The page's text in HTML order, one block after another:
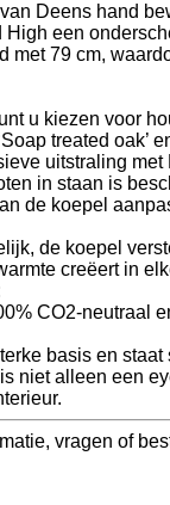
van Deens hand
High een
met 79 cm,
u kiezen voor
treated oak’
uitstraling met
in staan is
de koepel
de koepel
creëert in
CO2-neutraal
basis en
niet alleen een
vragen of